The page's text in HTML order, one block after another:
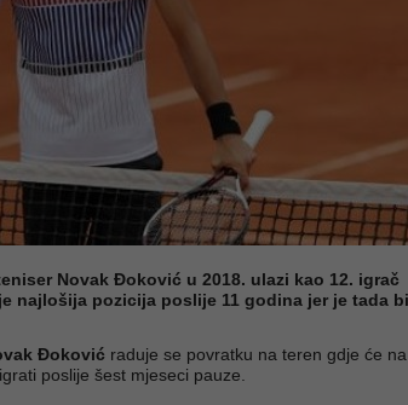
Novak Đoković u 2018. ulazi kao 12. igrač
najlošija pozicija poslije 11 godina jer je tada
Đoković raduje se povratku na teren gdje će na
poslije šest mjeseci pauze.